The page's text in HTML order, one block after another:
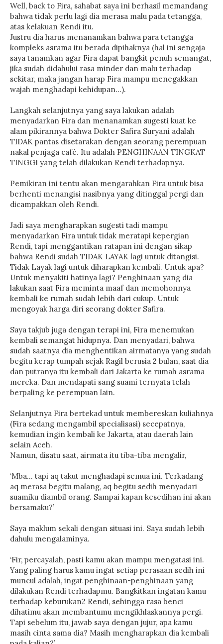
Well, back to Fira, sahabat saya ini berhasil memandang
bahwa tidak perlu lagi dia merasa malu pada tetangga,
atas kelakuan Rendi itu.
Justru dia harus menanamkan bahwa para tetangga
kompleks asrama itu berada dipihaknya (hal ini sengaja
saya tanamkan agar Fira dapat bangkit penuh semangat,
jika sudah didahului rasa minder dan malu terhadap
sekitar, maka jangan harap Fira mampu menegakkan
wajah menghadapi kehidupan…).
Langkah selanjutnya yang saya lakukan adalah
menyadarkan Fira dan menanamkan sugesti kuat ke
alam pikirannya bahwa Dokter Safira Suryani adalah
TIDAK pantas disetarakan dengan seorang perempuan
nakal penjaga café. Itu adalah PENGHINAAN TINGKAT
TINGGI yang telah dilakukan Rendi terhadapnya.
Pemikiran ini tentu akan mengarahkan Fira untuk bisa
berhenti menangisi nasibnya yang ditinggal pergi dan
dicampakkan oleh Rendi.
Jadi saya mengharapkan sugesti tadi mampu
menyadarkan Fira untuk tidak meratapi kepergian
Rendi, tapi menggantikan ratapan ini dengan sikap
bahwa Rendi sudah TIDAK LAYAK lagi untuk ditangisi.
Tidak Layak lagi untuk diharapkan kembali. Untuk apa?
Untuk menyakiti hatinya lagi? Penghinaan yang dia
lakukan saat Fira meminta maaf dan memohonnya
kembali ke rumah sudah lebih dari cukup. Untuk
mengoyak harga diri seorang dokter Safira.
Saya takjub juga dengan terapi ini, Fira menemukan
kembali semangat hidupnya. Dan menyadari, bahwa
sudah saatnya dia menghentikan airmatanya yang sudah
begitu kerap tumpah sejak Ragil berusia 2 bulan, saat dia
dan putranya itu kembali dari Jakarta ke rumah asrama
mereka. Dan mendapati sang suami ternyata telah
berpaling ke perempuan lain.
Selanjutnya Fira bertekad untuk membereskan kuliahnya
(Fira sedang mengambil specialisasi) secepatnya,
kemudian ingin kembali ke Jakarta, atau daerah lain
selain Aceh.
Namun, disatu saat, airmata itu tiba-tiba mengalir,
‘Mba… tapi aq takut menghadapi semua ini. Terkadang
aq merasa begitu malang, aq begitu sedih menyadari
suamiku diambil orang. Sampai kapan kesedihan ini akan
bersamaku?’
Saya maklum sekali dengan situasi ini. Saya sudah lebih
dahulu mengalaminya.
‘Fir, percayalah, pasti kamu akan mampu mengatasi ini.
Yang paling harus kamu ingat setiap perasaan sedih ini
muncul adalah, ingat penghinaan-penghinaan yang
dilakukan Rendi terhadapmu. Bangkitkan ingatan kamu
terhadap keburukan2 Rendi, sehingga rasa benci
dihatimu akan membantumu mengikhlaskannya pergi.
Tapi sebelum itu, jawab saya dengan jujur, apa kamu
masih cinta sama dia? Masih mengharapkan dia kembali